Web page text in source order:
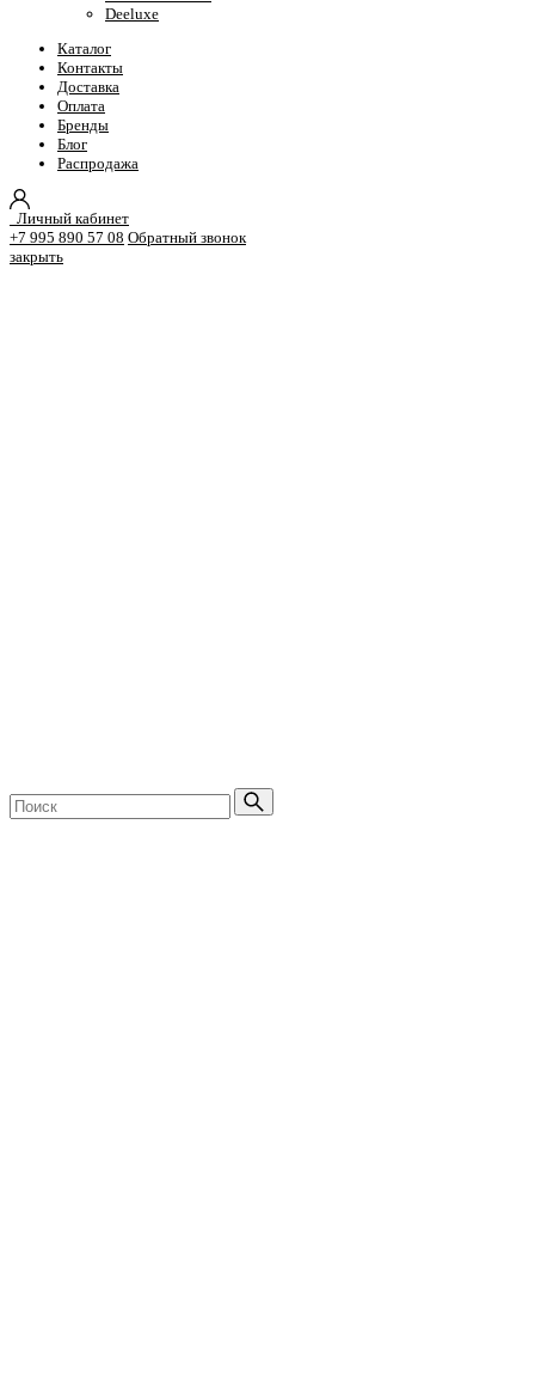
Deeluxe
Каталог
Контакты
Доставка
Оплата
Бренды
Блог
Распродажа
Личный кабинет
+7 995 890 57 08 Обратный звонок
закрыть